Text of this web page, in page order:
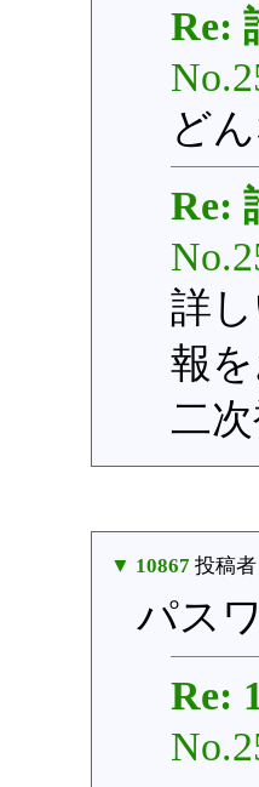
Re:
どん
Re:
詳
報
二
▼ 10867 投稿者
パス
Re: